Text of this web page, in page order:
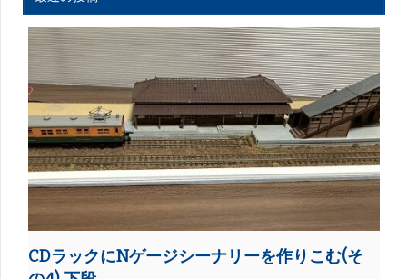
CDラックにNゲージシーナリーを作りこむ(そ